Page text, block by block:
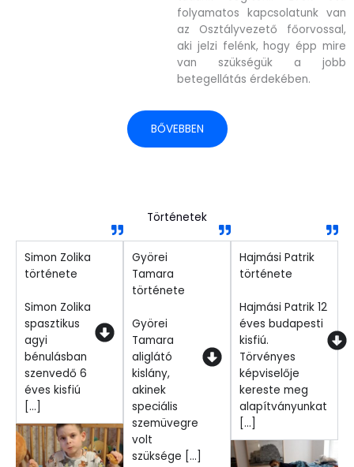
folyamatos kapcsolatunk van
az Osztályvezető főorvossal,
aki jelzi felénk, hogy épp mire
van szükségük a jobb
betegellátás érdekében.
BŐVEBBEN
Történetek
Simon Zolika
története
Simon Zolika
spasztikus
agyi
bénulásban
szenvedő 6
éves kisfiú
[...]
Györei
Tamara
története
Györei
Tamara
aliglátó
kislány,
akinek
speciális
szemüvegre
volt
szüksége [...]
Hajmási Patrik
története
Hajmási Patrik 12
éves budapesti
kisfiú.
Törvényes
képviselője
kereste meg
alapítványunkat
[...]